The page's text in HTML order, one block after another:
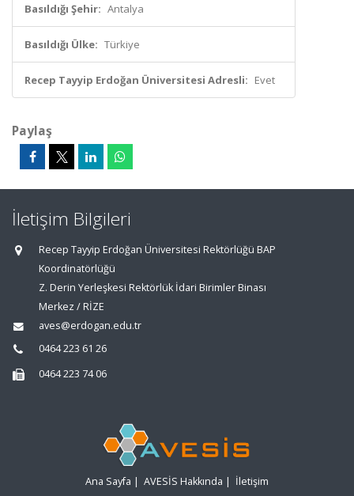
Basıldığı Şehir: Antalya
Basıldığı Ülke: Türkiye
Recep Tayyip Erdoğan Üniversitesi Adresli: Evet
Paylaş
İletişim Bilgileri
Recep Tayyip Erdoğan Üniversitesi Rektörlüğü BAP
Koordinatörlüğü
Z. Derin Yerleşkesi Rektörlük İdari Birimler Binası
Merkez / RİZE
aves@erdogan.edu.tr
0464 223 61 26
0464 223 74 06
Ana Sayfa | AVESİS Hakkında | İletişim